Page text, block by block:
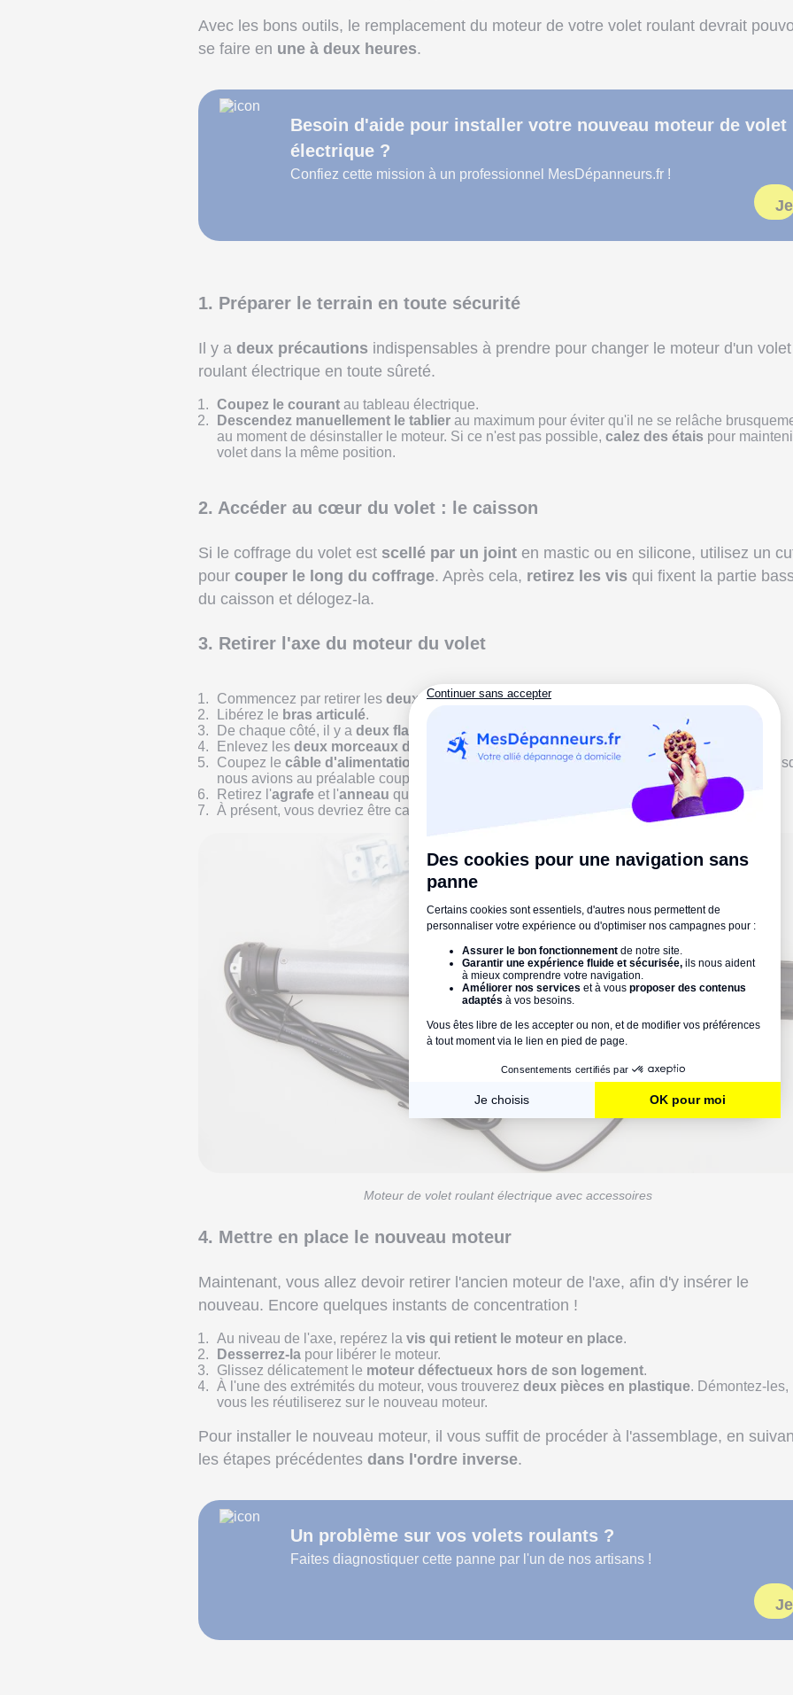
Avec les bons outils, le remplacement du moteur de votre volet roulant devrait
se faire en une à deux heures.
Besoin d'aide pour installer votre nouveau moteur de volet
électrique ?
Confiez cette mission à un professionnel MesDépanneurs.fr !
1. Préparer le terrain en toute sécurité
Il y a deux précautions indispensables à prendre pour changer le moteur d'un volet
roulant électrique en toute sûreté.
Coupez le courant au tableau électrique.
Descendez manuellement le tablier au maximum pour éviter qu'il ne se relâche
au moment de désinstaller le moteur. Si ce n'est pas possible, calez des étais pour
volet dans la même position.
2. Accéder au cœur du volet : le caisson
Si le coffrage du volet est scellé par un joint en mastic ou en silicone, utilisez un
pour couper le long du coffrage. Après cela, retirez les vis qui fixent la partie
du caisson et délogez-la.
3. Retirer l'axe du moteur du volet
Commencez par retirer les deux attaches tabliersur l'axe d'enroulement.
Libérez le bras articulé.
De chaque côté, il y a deux flasques
(deux plaques en métal) : détachez-les.
Enlevez les deux morceaux de mousse isolantesitués à côté des flasques.
Coupez le câble d'alimentation
du moteur avec une pince coupante (en toute sécurité
nous avions au préalable coupé le courant).
Retirez l'agrafe et l'anneau qui maintiennent le moteur et l'axe.
À présent, vous devriez être capable de retirer l'
facilement.
Moteur de volet roulant électrique avec accessoires
4. Mettre en place le nouveau moteur
Maintenant, vous allez devoir retirer l'ancien moteur de l'axe, afin d'y insérer le
nouveau. Encore quelques instants de concentration !
Au niveau de l'axe, repérez la vis qui retient le moteur en place.
Desserrez-la pour libérer le moteur.
Glissez délicatement le moteur défectueux hors de son logement.
À l'une des extrémités du moteur, vous trouverez deux pièces en plastique. Démontez-les,
vous les réutiliserez sur le nouveau moteur.
Pour installer le nouveau moteur, il vous suffit de procéder à l'assemblage, en
les étapes précédentes dans l'ordre inverse.
Un problème sur vos volets roulants ?
Faites diagnostiquer cette panne par l'un de nos artisans !